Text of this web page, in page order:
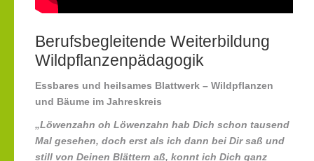
Berufsbegleitende Weiterbildung
Wildpflanzenpädagogik
Essbares und heilsames Blattwerk – Wildpflanzen
und Bäume im Jahreskreis
„Löwenzahn oh Löwenzahn hab Dich schon tausend
Mal gesehen, doch erst als ich dann bei Dir saß und
still von Deinen Blättern aß, konnt ich Dich ganz